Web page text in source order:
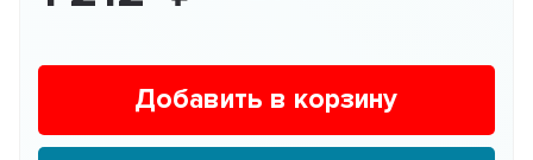
Добавить в корзину